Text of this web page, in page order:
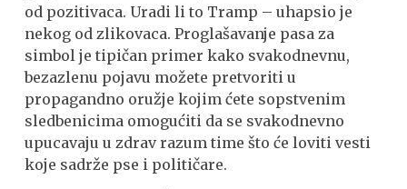
od pozitivaca. Uradi li to Tramp – uhapsio je
nekog od zlikovaca. Proglašavanje pasa za
simbol je tipičan primer kako svakodnevnu,
bezazlenu pojavu možete pretvoriti u
propagandno oružje kojim ćete sopstvenim
sledbenicima omogućiti da se svakodnevno
upucavaju u zdrav razum time što će loviti vesti
koje sadrže pse i političare.